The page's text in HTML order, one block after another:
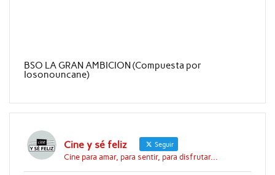
BSO LA GRAN AMBICION (Compuesta por
Iosonouncane)
Cine y sé feliz Seguir
Cine para amar, para sentir, para disfrutar...